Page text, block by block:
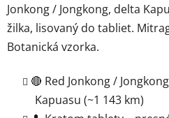
Jonkong / Jongkong, delta
žilka, lisovaný do tabliet.
Botanická vzorka.
🔴 Red Jonkong /
Kapuasu (~1 143 km)